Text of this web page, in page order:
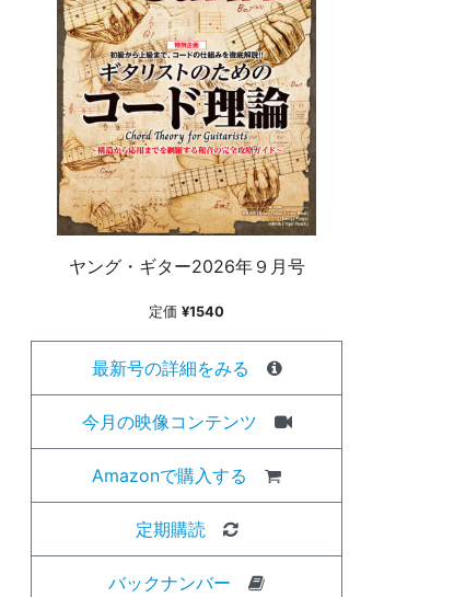
ヤング・ギター2026年９月号
定価 ¥1540
最新号の詳細をみる
今月の映像コンテンツ
Amazonで購入する
定期購読
バックナンバー